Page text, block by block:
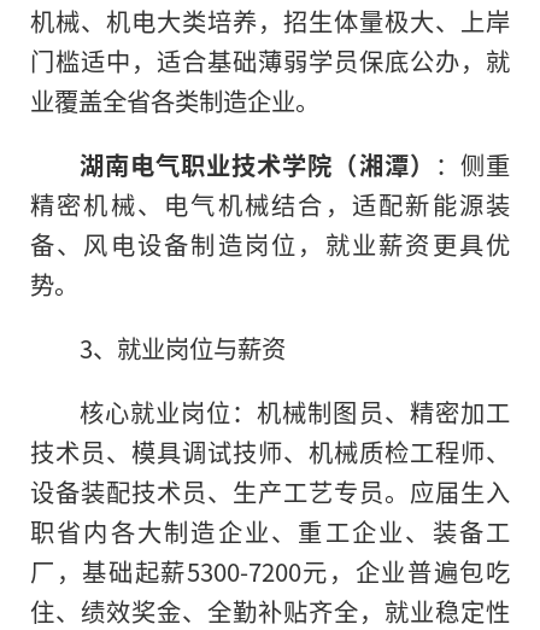
机械、机电大类培养，招生体量极大、上岸
门槛适中，适合基础薄弱学员保底公办，就
业覆盖全省各类制造企业。
湖南电气职业技术学院（湘潭） ：侧重
精密机械、电气机械结合，适配新能源装
备、风电设备制造岗位，就业薪资更具优
势。
3、就业岗位与薪资
核心就业岗位：机械制图员、精密加工
技术员、模具调试技师、机械质检工程师、
设备装配技术员、生产工艺专员。应届生入
职省内各大制造企业、重工企业、装备工
厂，基础起薪5300-7200元，企业普遍包吃
住、绩效奖金、全勤补贴齐全，就业稳定性